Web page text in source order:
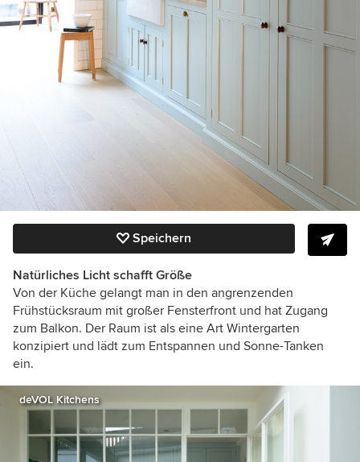
Speichern
Natürliches Licht schafft Größe
Von der Küche gelangt man in den angrenzenden
Frühstücksraum mit großer Fensterfront und hat Zugang
zum Balkon. Der Raum ist als eine Art Wintergarten
konzipiert und lädt zum Entspannen und Sonne-Tanken
ein.
deVOL Kitchens